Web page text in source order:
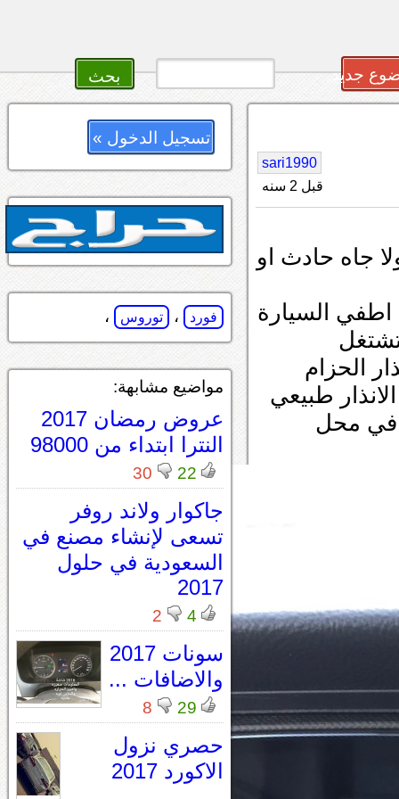
جديد
sari1990
قبل 2 سنه
ولا جاه حادث او
اطفي السيارة
الحزام
طبيعي
في محل
تسجيل الدخول »
فورد ، توروس ،
مواضيع مشابهة:
عروض رمضان 2017
النترا ابتداء من 98000
22
30
جاكوار ولاند روفر
تسعى لإنشاء مصنع في
السعودية في حلول
2017
4
2
سونات 2017
والاضافات ...
29
8
حصري نزول
الاكورد 2017